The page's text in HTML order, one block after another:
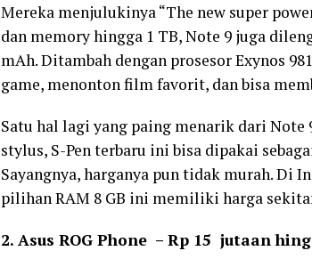
Mereka menjulukinya “The new super
dan memory hingga 1 TB, Note 9 juga
mAh. Ditambah dengan prosesor Exynos
game, menonton film favorit, dan bisa
Satu hal lagi yang paing menarik dari Note
stylus, S-Pen terbaru ini bisa dipakai
Sayangnya, harganya pun tidak murah. Di
pilihan RAM 8 GB ini memiliki harga
2. Asus ROG Phone – Rp 15 jutaan